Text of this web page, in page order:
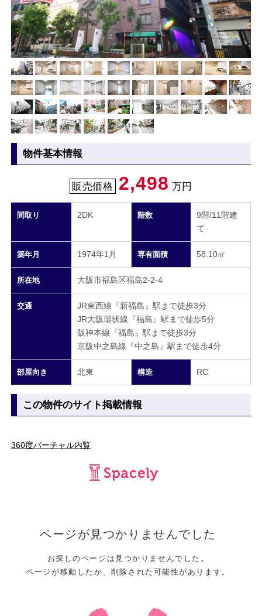
物件基本情報
販売価格 2,498 万円
間取り 2DK 階数
9階/11階建
て
築年月 1974年1月 専有面積 58.10㎡
所在地 大阪市福島区福島2-2-4
交通
JR東西線『新福島』駅まで徒歩3分
JR大阪環状線『福島』駅まで徒歩5分
阪神本線『福島』駅まで徒歩3分
京阪中之島線『中之島』駅まで徒歩4分
部屋向き 北東 構造 RC
この物件のサイト掲載情報
360度バーチャル内覧